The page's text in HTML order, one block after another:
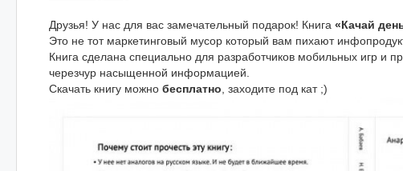
Друзья! У нас для вас замечательный подарок! Книга «Качай
Это не тот маркетинговый мусор который вам пихают
Книга сделана специально для разработчиков мобильных игр и
черезчур насыщенной информацией.
Скачать книгу можно бесплатно , заходите под кат ;)